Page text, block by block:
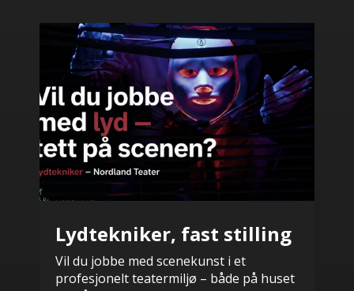
Lydtekniker, fast stilling
Vil du jobbe med scenekunst i et
profesjonelt teatermiljø – både på huset